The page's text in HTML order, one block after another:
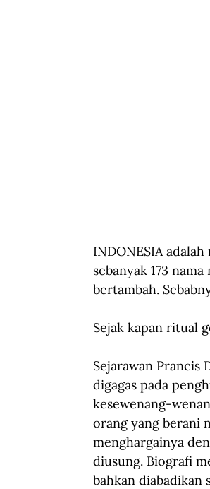
INDONESIA
sebanyak 173
bertambah.
Sejak kapan ritual
Sejarawan Prancis
digagas pada
kesewenang-
orang yang berani
menghargainya
diusung. Biografi
bahkan diabadikan